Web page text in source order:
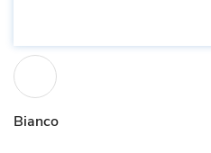
Bianco